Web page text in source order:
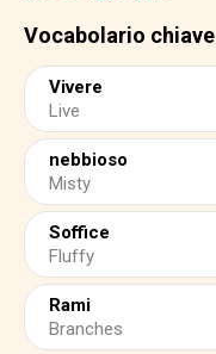
Vocabolario chiave
Vivere
Live
nebbioso
Misty
Soffice
Fluffy
Rami
Branches